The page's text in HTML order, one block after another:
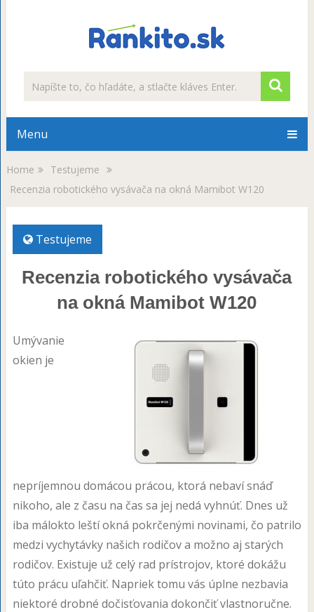
Menu
Home
Testujeme
Recenzia robotického vysávača na okná Mamibot W120
Testujeme
Recenzia robotického vysávača
na okná Mamibot W120
Umývanie
okien je
nepríjemnou domácou prácou, ktorá nebaví snáď
nikoho, ale z času na čas sa jej nedá vyhnúť. Dnes už
iba málokto leští okná pokrčenými novinami, čo patrilo
medzi vychytávky našich rodičov a možno aj starých
rodičov. Existuje už celý rad prístrojov, ktoré dokážu
túto prácu uľahčiť. Napriek tomu vás úplne nezbavia
niektoré drobné dočisťovania dokončiť vlastnoručne.